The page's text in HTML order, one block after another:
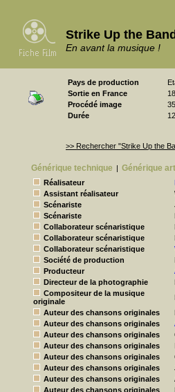
Strike Up the Band
En avant la musique !
Pays de production
Sortie en France
Procédé image
Durée
>> Rechercher "Strike Up the
Générique technique | Générique
Réalisateur
Assistant réalisateur
Scénariste
Scénariste
Collaborateur scénaristique
Collaborateur scénaristique
Collaborateur scénaristique
Société de production
Producteur
Directeur de la photographie
Compositeur de la musique
originale
Auteur des chansons originales
Auteur des chansons originales
Auteur des chansons originales
Auteur des chansons originales
Auteur des chansons originales
Auteur des chansons originales
Auteur des chansons originales
Auteur des chansons originales